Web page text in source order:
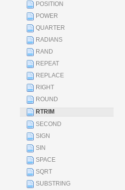
POSITION
POWER
QUARTER
RADIANS
RAND
REPEAT
REPLACE
RIGHT
ROUND
RTRIM
SECOND
SIGN
SIN
SPACE
SQRT
SUBSTRING